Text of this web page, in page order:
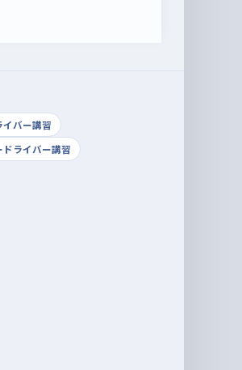
バー講習
ライバー講習